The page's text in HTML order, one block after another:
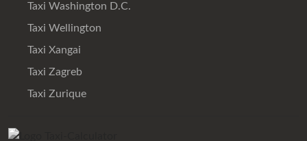
Taxi Washington D.C.
Taxi Wellington
Taxi Xangai
Taxi Zagreb
Taxi Zurique